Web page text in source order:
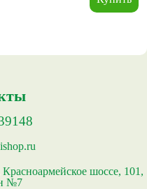
шоссе, 101,
№7